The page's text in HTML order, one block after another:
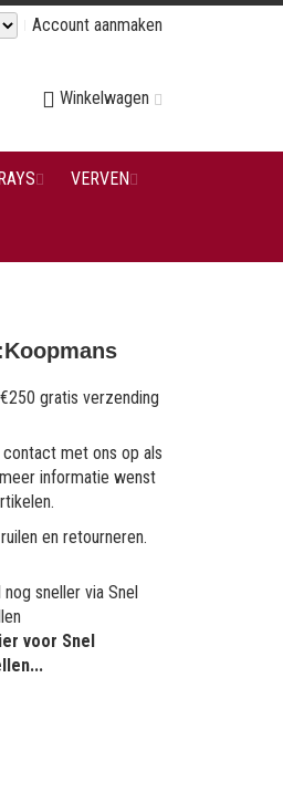
Account aanmaken
Winkelwagen
VERVEN
Koopmans
gratis verzending
met ons op als
informatie wenst
en retourneren.
nog sneller via Snel
voor Snel